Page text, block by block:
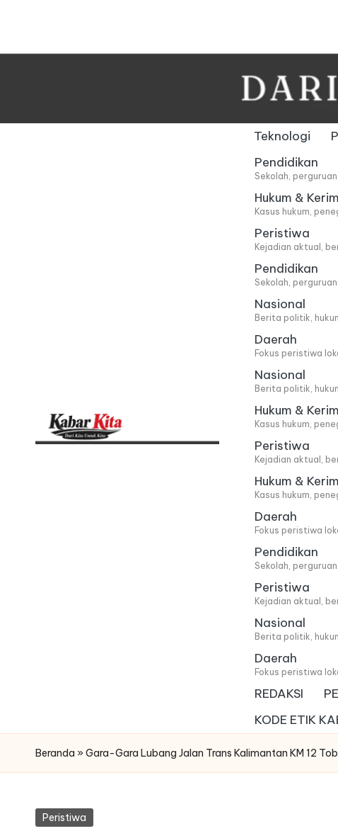
to
Teknologi
Pendidikan
Sekolah,
Hukum &
Kasus hukum,
Peristiwa
Kejadian aktual,
Pendidikan
Sekolah,
Nasional
Berita politik,
Daerah
Fokus peristiwa
Nasional
Berita politik,
Hukum &
Kasus hukum,
Peristiwa
Kejadian aktual,
Hukum &
Kasus hukum,
Daerah
Fokus peristiwa
Pendidikan
Sekolah,
Peristiwa
Kejadian aktual,
Nasional
Berita politik,
Daerah
Fokus peristiwa
REDAKSI
KODE ETIK
Beranda » Gara-Gara Lubang Jalan Trans Kalimantan KM 12
Posted
Peristiwa